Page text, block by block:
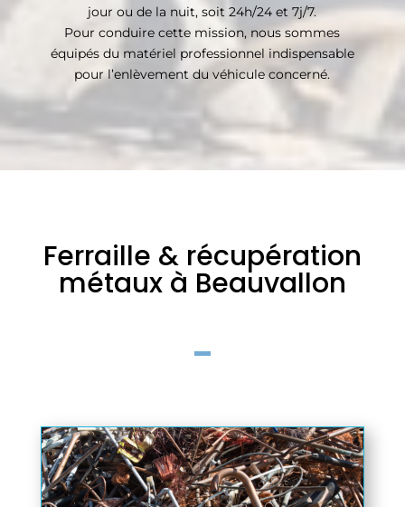
jour ou de la nuit, soit 24h/24 et 7j/7.
Pour conduire cette mission, nous sommes
équipés du matériel professionnel indispensable
pour l’enlèvement du véhicule concerné.
Ferraille & récupération
métaux à Beauvallon